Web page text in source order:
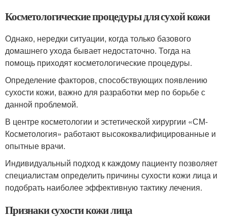
Косметологические процедуры для сухой кожи
Однако, нередки ситуации, когда только базового
домашнего ухода бывает недостаточно. Тогда на
помощь приходят косметологические процедуры.
Определение факторов, способствующих появлению
сухости кожи, важно для разработки мер по борьбе с
данной проблемой.
В центре косметологии и эстетической хирургии «СМ-
Косметология» работают высококвалифицированные и
опытные врачи.
Индивидуальный подход к каждому пациенту позволяет
специалистам определить причины сухости кожи лица и
подобрать наиболее эффективную тактику лечения.
Признаки сухости кожи лица